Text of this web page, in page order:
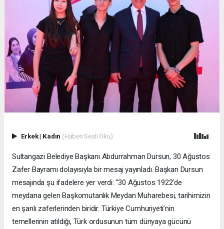
Erkek| Kadın (Haberi Sesli Oku)
Sultangazi Belediye Başkanı Abdurrahman Dursun, 30 Ağustos
Zafer Bayramı dolayısıyla bir mesaj yayınladı. Başkan Dursun
mesajında şu ifadelere yer verdi: “30 Ağustos 1922’de
meydana gelen Başkomutanlık Meydan Muharebesi, tarihimizin
en şanlı zaferlerinden biridir. Türkiye Cumhuriyeti’nin
temellerinin atıldığı, Türk ordusunun tüm dünyaya gücünü